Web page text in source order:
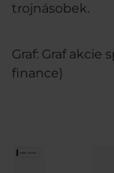
trojnásobek.
Graf: Graf akcie
finance)